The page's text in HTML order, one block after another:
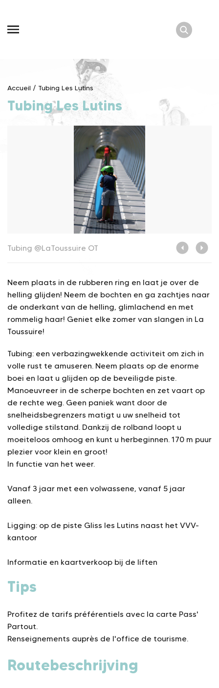
content
Accueil / Tubing Les Lutins
Tubing Les Lutins
Tubing @LaToussuire OT
Neem plaats in de rubberen ring en laat je over de
helling glijden! Neem de bochten en ga zachtjes naar
de onderkant van de helling, glimlachend en met
rommelig haar! Geniet elke zomer van slangen in La
Toussuire!
Tubing: een verbazingwekkende activiteit om zich in
volle rust te amuseren. Neem plaats op de enorme
boei en laat u glijden op de beveiligde piste.
Manoeuvreer in de scherpe bochten en zet vaart op
de rechte weg. Geen paniek want door de
snelheidsbegrenzers matigt u uw snelheid tot
volledige stilstand. Dankzij de rolband loopt u
moeiteloos omhoog en kunt u herbeginnen. 170 m puur
plezier voor klein en groot!
In functie van het weer.
Vanaf 3 jaar met een volwassene, vanaf 5 jaar
alleen.
Ligging: op de piste Gliss les Lutins naast het VVV-
kantoor
Informatie en kaartverkoop bij de liften
Tips
Profitez de tarifs préférentiels avec la carte Pass'
Partout.
Renseignements auprès de l'office de tourisme.
Routebeschrijving